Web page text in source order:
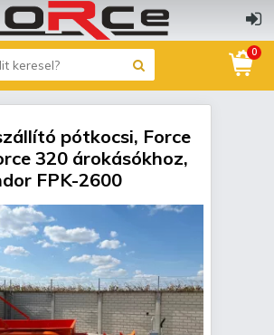
0
pótkocsi, Force
320 árokásókhoz,
FPK-2600